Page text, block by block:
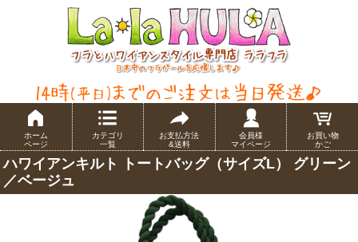
ホーム
ページ
カテゴリ
一覧
お支払方法
&送料
会員様
マイページ
お買い物
かご
ハワイアンキルト トートバッグ（サイズL） グリーン
／ベージュ